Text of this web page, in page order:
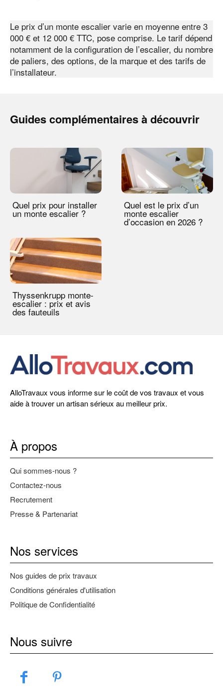
Le prix d’un monte escalier varie en moyenne entre 3
000 € et 12 000 € TTC, pose comprise. Le tarif dépend
notamment de la configuration de l’escalier, du nombre
de paliers, des options, de la marque et des tarifs de
l’installateur.
Guides complémentaires à découvrir
Quel prix pour installer
un monte escalier ?
Quel est le prix d’un
monte escalier
d’occasion en 2026 ?
Thyssenkrupp monte-
escalier : prix et avis
des fauteuils
AlloTravaux vous informe sur le coût de vos travaux et vous
aide à trouver un artisan sérieux au meilleur prix.
À propos
Qui sommes-nous ?
Contactez-nous
Recrutement
Presse & Partenariat
Nos services
Nos guides de prix travaux
Conditions générales d'utilisation
Politique de Confidentialité
Nous suivre